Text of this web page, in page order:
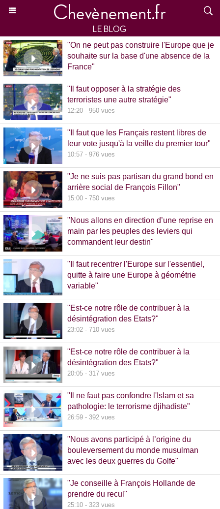
"On ne peut pas construire l'Europe que je
souhaite sur la base d'une absence de la
France"
"Il faut opposer à la stratégie des
terroristes une autre stratégie"
12:20 - 950 vues
"Il faut que les Français restent libres de
leur vote jusqu'à la veille du premier tour"
10:57 - 976 vues
"Je ne suis pas partisan du grand bond en
arrière social de François Fillon"
15:00 - 750 vues
"Nous allons en direction d’une reprise en
main par les peuples des leviers qui
commandent leur destin"
"Il faut recentrer l'Europe sur l'essentiel,
quitte à faire une Europe à géométrie
variable"
"Est-ce notre rôle de contribuer à la
désintégration des Etats?"
23:02 - 710 vues
"Est-ce notre rôle de contribuer à la
désintégration des Etats?"
20:05 - 317 vues
"Il ne faut pas confondre l'Islam et sa
pathologie: le terrorisme djihadiste"
26:59 - 392 vues
"Nous avons participé à l’origine du
bouleversement du monde musulman
avec les deux guerres du Golfe"
"Je conseille à François Hollande de
prendre du recul"
25:10 - 323 vues